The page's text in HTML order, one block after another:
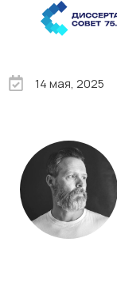
Перейти
14 мая, 2025